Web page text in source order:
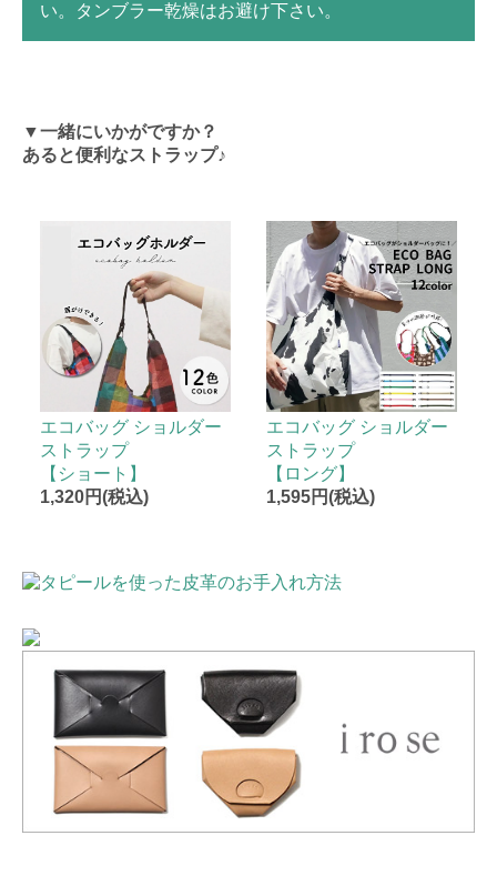
い。タンブラー乾燥はお避け下さい。
▼一緒にいかがですか？
あると便利なストラップ♪
エコバッグ ショルダー
ストラップ
【ショート】
1,320円(税込)
エコバッグ ショルダー
ストラップ
【ロング】
1,595円(税込)